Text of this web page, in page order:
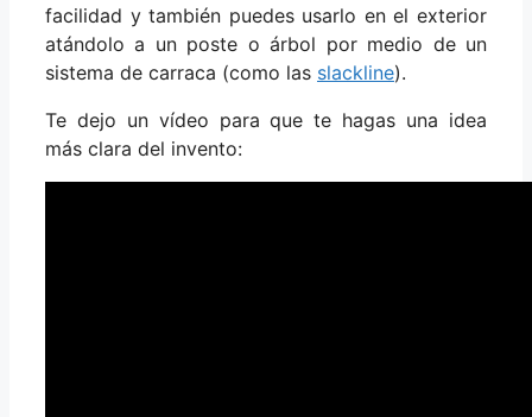
facilidad y también puedes usarlo en el exterior
atándolo a un poste o árbol por medio de un
sistema de carraca (como las slackline).
Te dejo un vídeo para que te hagas una idea
más clara del invento: